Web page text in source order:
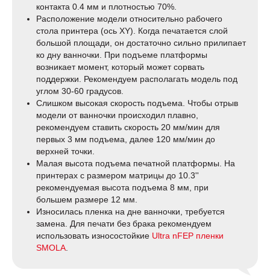
контакта 0.4 мм и плотностью 70%.
Расположение модели относительно рабочего
стола принтера (ось XY). Когда печатается слой
большой площади, он достаточно сильно прилипает
ко дну ванночки. При подъеме платформы
возникает момент, который может сорвать
поддержки. Рекомендуем располагать модель под
углом 30-60 градусов.
Слишком высокая скорость подъема. Чтобы отрыв
модели от ванночки происходил плавно,
рекомендуем ставить скорость 20 мм/мин для
первых 3 мм подъема, далее 120 мм/мин до
верхней точки.
Малая высота подъема печатной платформы. На
принтерах с размером матрицы до 10.3''
рекомендуемая высота подъема 8 мм, при
большем размере 12 мм.
Износилась пленка на дне ванночки, требуется
замена. Для печати без брака рекомендуем
использовать износостойкие Ultra nFEP пленки
SMOLA